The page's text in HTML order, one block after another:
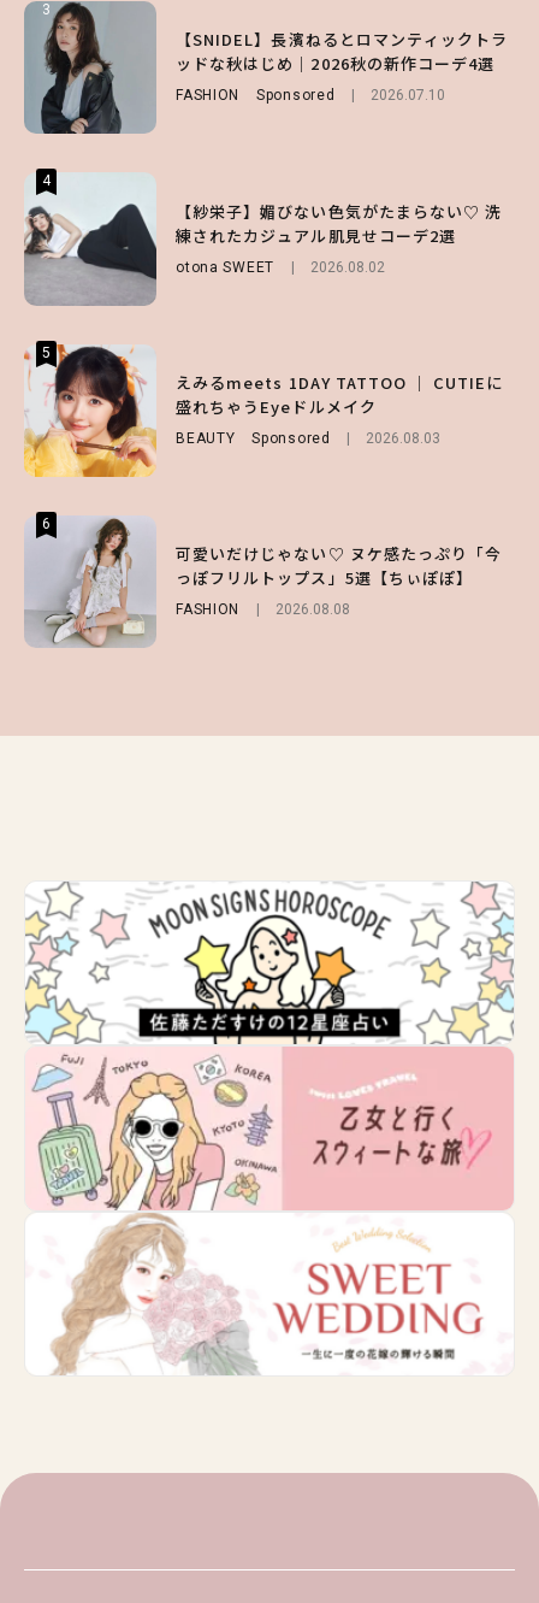
3
【SNIDEL】長濱ねるとロマンティックトラ
ッドな秋はじめ｜2026秋の新作コーデ4選
FASHION Sponsored 2026.07.10
4
【紗栄子】媚びない色気がたまらない♡ 洗
練されたカジュアル肌見せコーデ2選
otona SWEET 2026.08.02
5
えみるmeets 1DAY TATTOO ｜ CUTIEに
盛れちゃうEyeドルメイク
BEAUTY Sponsored 2026.08.03
6
可愛いだけじゃない♡ ヌケ感たっぷり「今
っぽフリルトップス」5選【ちぃぽぽ】
FASHION 2026.08.08
3
【ハローキティ】がスシローと初コラボ♡
第1弾の気になるメニュー＆限定グッズを総
チェック！
2026.07.31
4
【ALD1】グループの魅力＆素顔に迫る♡ 一
問一答をお届け！【sweet web独占】
ENTERTAINMENT 2026.08.03
5
【SNIDEL】長濱ねるとロマンティックトラ
ッドな秋はじめ｜2026秋の新作コーデ4選
FASHION Sponsored 2026.07.10
6
【スタバ】約160通りのカスタマイズができ
る⁉ 39店舗限定『My フルーツ³ フラペチー
ノ®』を徹底レポ♡
3
【谷まりあ】夏は“シアースカート”でさり
げなく肌見せ！透け感のニュアンスを楽しめ
るマストハブアイテム4選
4
【ハローキティ】がスシローと初コラボ♡
第1弾の気になるメニュー＆限定グッズを総
チェック！
2026.07.31
5
月直伝♡ ドライシャンプー「バティスト」
を使ったプロ級スタイリング3選
Sponsored
6
【GU】夏の“主役級”アイテム決定！ヘルシ
ー＆可愛すぎる「大人の肌見せ」トップス3
選